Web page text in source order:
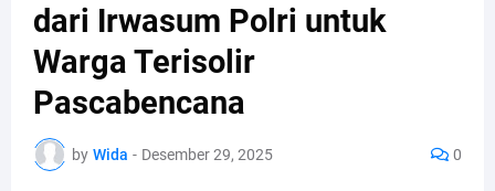
dari Irwasum Polri untuk
Warga Terisolir
Pascabencana
by Wida - Desember 29, 2025 0